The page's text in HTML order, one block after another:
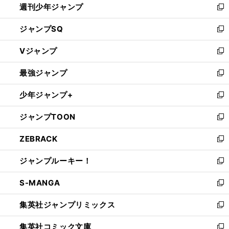
く
週刊少年ジャンプ
新
し
い
ウ
ィ
ン
ド
ウ
で
開
く
ジャンプSQ
新
し
い
ウ
ィ
ン
ド
ウ
で
開
く
Vジャンプ
新
し
い
ウ
ィ
ン
ド
ウ
で
開
く
最強ジャンプ
新
し
い
ウ
ィ
ン
ド
ウ
で
開
く
少年ジャンプ+
新
し
い
ウ
ィ
ン
ド
ウ
で
開
く
ジャンプTOON
新
し
い
ウ
ィ
ン
ド
ウ
で
開
く
ZEBRACK
新
し
い
ウ
ィ
ン
ド
ウ
で
ジャンプルーキー！
新
し
い
ウ
ィ
ン
S-MANGA
新
し
い
ウ
集英社ジャンプリミックス
新
し
集英社コミック文庫